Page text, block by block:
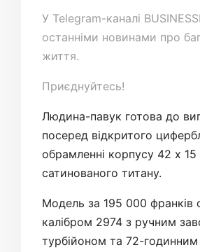
У Telegram-каналі
останніми новинами про
життя.
Приєднуйтесь!
Людина-павук готова до
посеред відкритого
обрамленні корпусу 42 х 15
сатинованого титану.
Модель за 195 000 франків
калібром 2974 з ручним
турбійоном та 72-